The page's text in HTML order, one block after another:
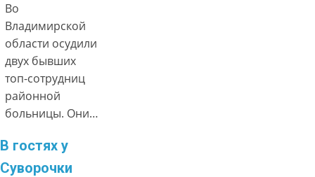
Во
Владимирской
области осудили
двух бывших
топ-сотрудниц
районной
больницы. Они…
В гостях у
Суворочки